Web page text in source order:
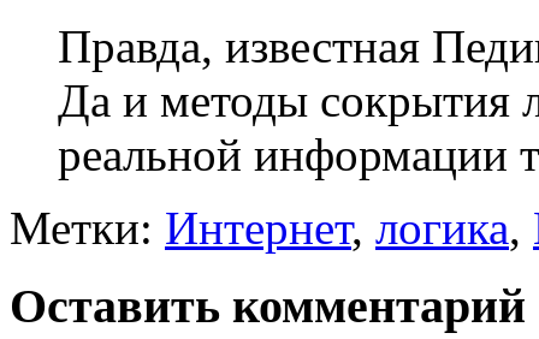
Правда, известная
Да и методы сокрытия
реальной информации
Метки: Интернет, логика,
Оставить комментарий